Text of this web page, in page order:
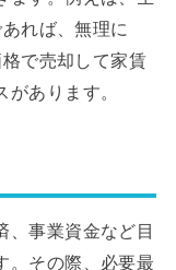
れば、無理に
で売却して家賃
あります。
、事業資金など目
。その際、必要最